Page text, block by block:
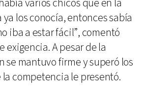
varios chicos que en la
los conocía, entonces sabía
iba a estar fácil”, comentó
exigencia. A pesar de la
se mantuvo firme y superó los
competencia le presentó.